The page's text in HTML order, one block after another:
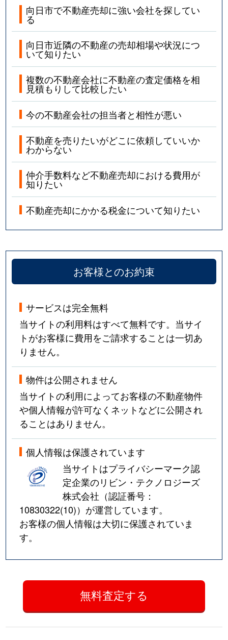
向日市で不動産売却に強い会社を探してい
る
向日市近隣の不動産の売却相場や状況につ
いて知りたい
複数の不動産会社に不動産の査定価格を相
見積もりして比較したい
今の不動産会社の担当者と相性が悪い
不動産を売りたいがどこに依頼していいか
わからない
仲介手数料など不動産売却における費用が
知りたい
不動産売却にかかる税金について知りたい
お客様とのお約束
サービスは完全無料
当サイトの利用料はすべて無料です。当サイ
トがお客様に費用をご請求することは一切あ
りません。
物件は公開されません
当サイトの利用によってお客様の不動産物件
や個人情報が許可なくネットなどに公開され
ることはありません。
個人情報は保護されています
当サイトはプライバシーマーク認
定企業のリビン・テクノロジーズ
株式会社（認証番号：
10830322(10)）が運営しています。
お客様の個人情報は大切に保護されていま
す。